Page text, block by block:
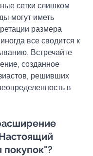
сетки слишком
могут иметь
размера
все сводится к
Встречайте
созданное
решивших
в
покупок"?